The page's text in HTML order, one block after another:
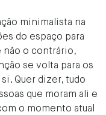
minimalista na
do espaço para
não o contrário,
se volta para os
Quer dizer, tudo
que moram ali e
o momento atual